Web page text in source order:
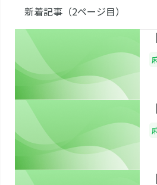
新着記事（2ページ目）